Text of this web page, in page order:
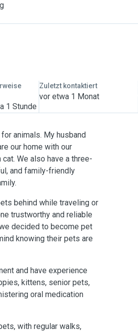
1 Stunde
Zuletzt kontaktiert
vor etwa 1 Monat
animals. My husband
our home with our
We also have a three-
and family-friendly
behind while traveling or
trustworthy and reliable
decided to become pet
knowing their pets are
and have experience
kittens, senior pets,
oral medication
with regular walks,